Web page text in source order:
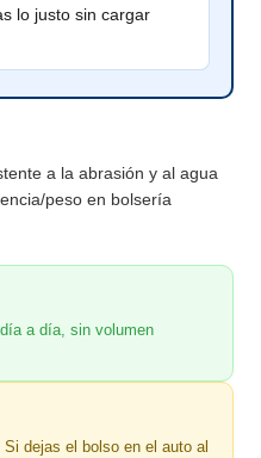
lo justo sin cargar
a la abrasión y al agua
peso en bolsería
a día, sin volumen
dejas el bolso en el auto al